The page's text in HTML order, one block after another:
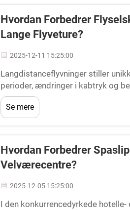
Hvordan Forbedrer
Lange Flyveture?
2025-12-11 15:25:00
Langdistanceflyvninger stiller
perioder, ændringer i kabtryk og
forskellige
rolle for at skabe...
Se mere
Hvordan Forbedrer
Velværecentre?
2025-12-05 15:25:00
I den konkurrencedyrkede